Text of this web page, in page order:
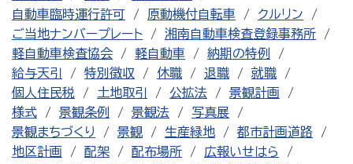
自動車臨時運行許可
原動機付自転車
クルリン
ご当地ナンバープレート
湘南自動車検査登録事務所
軽自動車検査協会
軽自動車
納期の特例
給与天引
特別徴収 休職 退職
就職
個人住民税
土地取引 公拡法
景観計画
様式
景観条例 景観法
写真展
景観まちづくり
景観 生産緑地
都市計画道路
地区計画
配架 配布場所
広報いせはら